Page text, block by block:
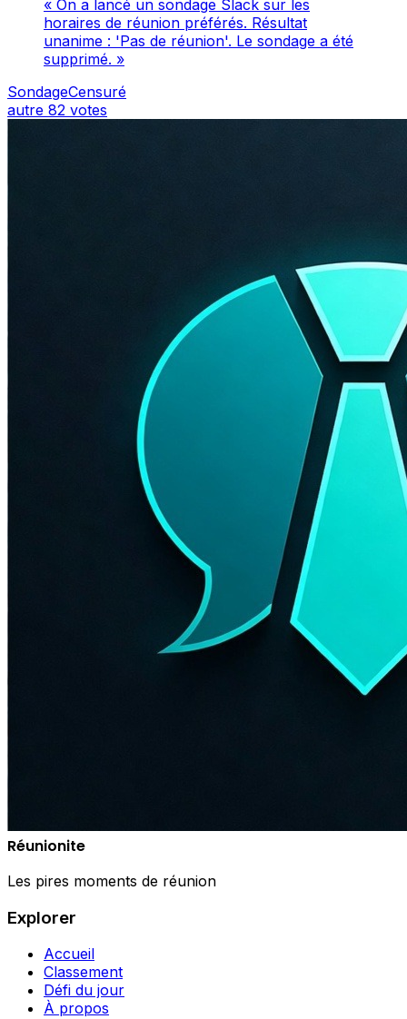
« On a lancé un sondage Slack sur les
horaires de réunion préférés. Résultat
unanime : 'Pas de réunion'. Le sondage a été
supprimé. »
SondageCensuré
autre 82 votes
Réunionite
Les pires moments de réunion
Explorer
Accueil
Classement
Défi du jour
À propos